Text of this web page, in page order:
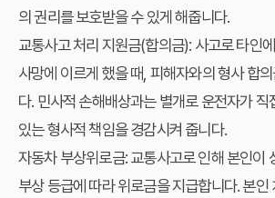
의 권리를 보호받을 수 있게 해줍니다.
교통사고 처리 지원금(합의금): 사고로 타인
사망에 이르게 했을 때, 피해자와의 형사 합
다. 민사적 손해배상과는 별개로 운전자가 직
있는 형사적 책임을 경감시켜 줍니다.
자동차 부상위로금: 교통사고로 인해 본인이
부상 등급에 따라 위로금을 지급합니다. 본인